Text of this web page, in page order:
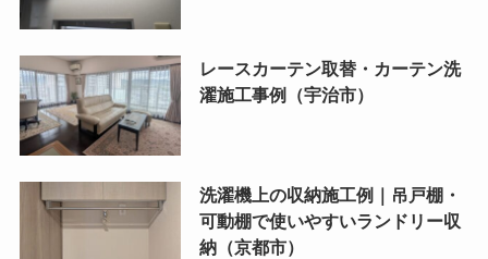
レースカーテン取替・カーテン洗
濯施工事例（宇治市）
洗濯機上の収納施工例｜吊戸棚・
可動棚で使いやすいランドリー収
納（京都市）